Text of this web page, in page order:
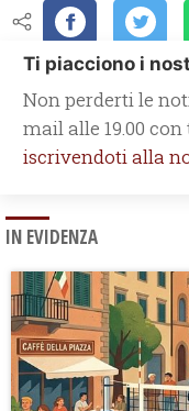
Ti piacciono i
Non perderti le
mail alle 19.00
iscrivendoti alla
IN EVIDENZA